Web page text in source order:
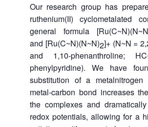
Our research group has
ruthenium(II) cyclometalated
general formula
and [Ru(C~N)(N~N)2]+ (N~N =
and 1,10-phenanthroline;
phenylpyridine). We have
substitution of a
metal-carbon bond increases
the complexes and
redox potentials, allowing for a